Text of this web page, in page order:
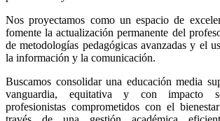
Nos proyectamos como un espacio de
fomente la actualización permanente del
de metodologías pedagógicas avanzadas y el
la información y la comunicación.
Buscamos consolidar una educación media
vanguardia, equitativa y con impacto
profesionistas comprometidos con el